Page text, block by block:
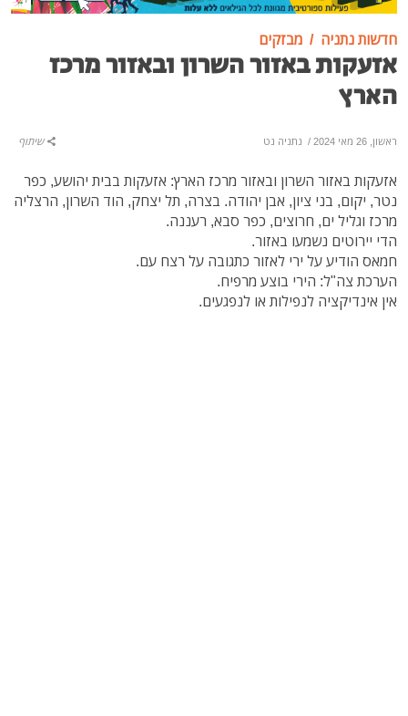
חדשות נתניה מבזקים
אזעקות באזור השרון ובאזור מרכז
הארץ
ראשון, 26 מאי 2024 / נתניה נט שיתוף
אזעקות באזור השרון ובאזור מרכז הארץ: אזעקות בבית יהושע, כפר
נטר, יקום, בני ציון, אבן יהודה. בצרה, תל יצחק, הוד השרון, הרצליה
מרכז וגליל ים, חרוצים, כפר סבא, רעננה.
הדי יירוטים נשמעו באזור.
חמאס הודיע על ירי לאזור כתגובה על רצח עם.
הערכת צה"ל: הירי בוצע מרפיח.
אין אינדיקציה לנפילות או לנפגעים.